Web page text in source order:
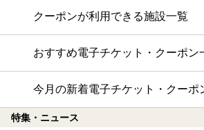
クーポンが利用できる施設一覧
おすすめ電子チケット・クーポン
今月の新着電子チケット・クーポ
特集・ニュース